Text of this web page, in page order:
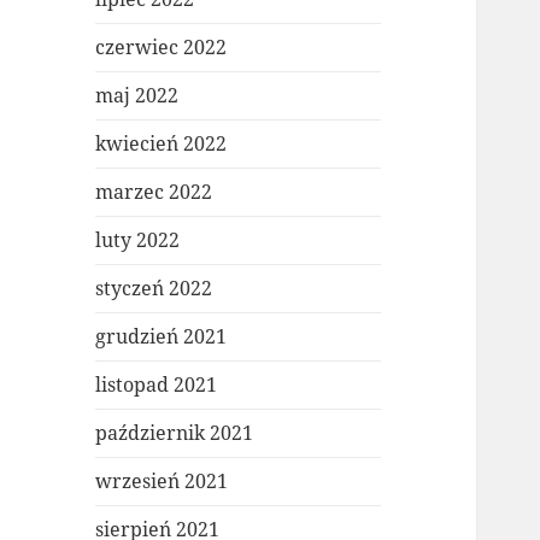
czerwiec 2022
maj 2022
kwiecień 2022
marzec 2022
luty 2022
styczeń 2022
grudzień 2021
listopad 2021
październik 2021
wrzesień 2021
sierpień 2021